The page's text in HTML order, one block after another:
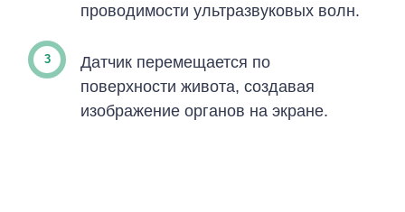
проводимости ультразвуковых волн.
Датчик перемещается по
поверхности живота, создавая
изображение органов на экране.